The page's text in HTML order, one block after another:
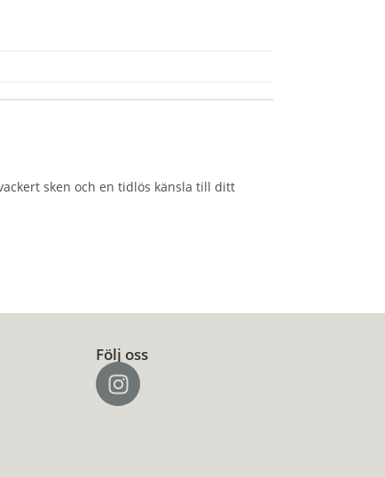
sken och en tidlös känsla till ditt
Följ oss